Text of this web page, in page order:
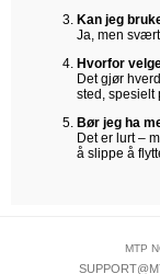
Kan jeg
Ja, men
Hvorfor
Det gjør
sted, spesielt
Bør jeg ha
Det er lurt –
å slippe å
MTP